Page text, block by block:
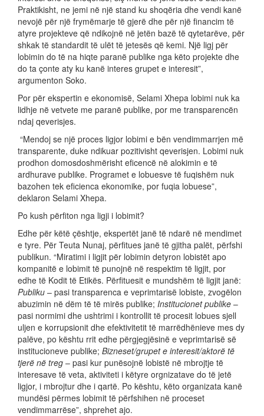
Praktikisht, ne jemi në një stand ku shoqëria dhe vendi kanë
nevojë për një frymëmarje të gjerë dhe për një financim të
atyre projekteve që ndikojnë në jetën bazë të qytetarëve, për
shkak të standardit të ulët të jetesës që kemi. Një ligj për
lobimin do të na hiqte paranë publike nga këto projekte dhe
do ta çonte aty ku kanë interes grupet e interesit”,
argumenton Soko.
Por për ekspertin e ekonomisë, Selami Xhepa lobimi nuk ka
lidhje në vetvete me paranë publike, por me transparencën
ndaj qeverisjes.
“Mendoj se një proces ligjor lobimi e bën vendimmarrjen më
transparente, duke ndikuar pozitivisht qeverisjen. Lobimi nuk
prodhon domosdoshmërisht eficencë në alokimin e të
ardhurave publike. Programet e lobuesve të fuqishëm nuk
bazohen tek eficienca ekonomike, por fuqia lobuese”,
deklaron Selami Xhepa.
Po kush përfiton nga ligji i lobimit?
Edhe për këtë çështje, ekspertët janë të ndarë në mendimet
e tyre. Për Teuta Nunaj, përfitues janë të gjitha palët, përfshi
publikun. “Miratimi i ligjit për lobimin detyron lobistët apo
kompanitë e lobimit të punojnë në respektim të ligjit, por
edhe të Kodit të Etikës. Përfituesit e mundshëm të ligjit janë:
Publiku – pasi transparenca e veprimtarisë lobiste, zvogëlon
abuzimin në dëm të të mirës publike; Institucionet publike –
pasi normimi dhe ushtrimi i kontrollit të procesit lobues sjell
uljen e korrupsionit dhe efektivitetit të marrëdhënieve mes dy
palëve, po kështu rrit edhe përgjegjësinë e veprimtarisë së
institucioneve publike; Bizneset/grupet e interesit/aktorë të
tjerë në treg – pasi kur punësojnë lobistë në mbrojtje të
interesave të veta, aktiviteti i këtyre orgnizatave do të jetë
ligjor, i mbrojtur dhe i qartë. Po kështu, këto organizata kanë
mundësi përmes lobimit të përfshihen në proceset
vendimmarrëse”, shprehet ajo.